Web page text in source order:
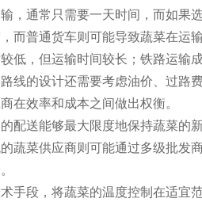
通常只需要一天时间，而如果
而普通货车则可能导致蔬菜在运输
，但运输时间较长；铁路运输
的设计还需要考虑油价、过路
在效率和成本之间做出权衡。
送能够最大限度地保持蔬菜的
菜供应商则可能通过多级批发
段，将蔬菜的温度控制在适宜